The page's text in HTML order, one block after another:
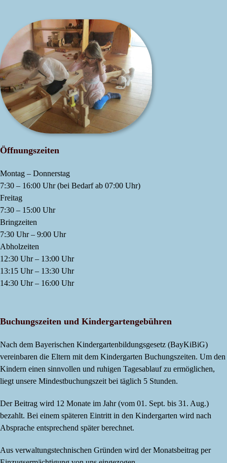
Öffnungszeiten
Montag – Donnerstag
7:30 – 16:00 Uhr (bei Bedarf ab 07:00 Uhr)
Freitag
7:30 – 15:00 Uhr
Bringzeiten
7:30 Uhr – 9:00 Uhr
Abholzeiten
12:30 Uhr – 13:00 Uhr
13:15 Uhr – 13:30 Uhr
14:30 Uhr – 16:00 Uhr
Buchungszeiten und Kindergartengebühren
Nach dem Bayerischen Kindergartenbildungsgesetz (BayKiBiG)
vereinbaren die Eltern mit dem Kindergarten Buchungszeiten. Um den
Kindern einen sinnvollen und ruhigen Tagesablauf zu ermöglichen,
liegt unsere Mindestbuchungszeit bei täglich 5 Stunden.
Der Beitrag wird 12 Monate im Jahr (vom 01. Sept. bis 31. Aug.)
bezahlt. Bei einem späteren Eintritt in den Kindergarten wird nach
Absprache entsprechend später berechnet.
Aus verwaltungstechnischen Gründen wird der Monatsbeitrag per